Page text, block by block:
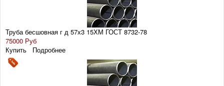
Труба бесшовная г д 57х3 15ХМ ГОСТ 8732-78
75000 Руб
Купить
Подробнее